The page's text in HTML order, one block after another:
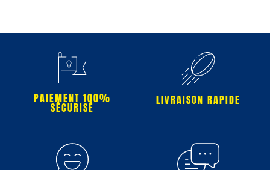
PAIEMENT 100%
SÉCURISÉ
LIVRAISON RAPIDE